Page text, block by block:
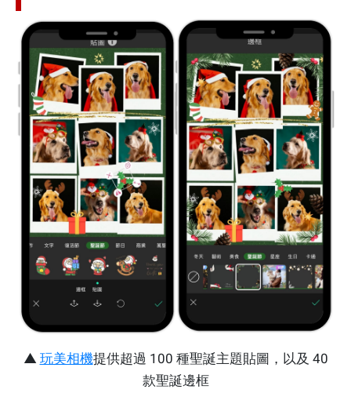
▲ 玩美相機提供超過 100 種聖誕主題貼圖，以及 40
款聖誕邊框